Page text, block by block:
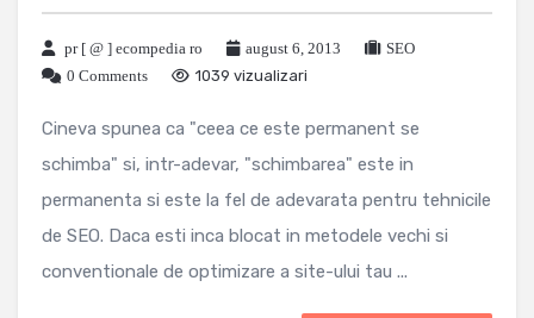
pr [ @ ] ecompedia ro august 6, 2013
SEO
0 Comments
1039 vizualizari
Cineva spunea ca "ceea ce este permanent se
schimba" si, intr-adevar, "schimbarea" este in
permanenta si este la fel de adevarata pentru tehnicile
de SEO. Daca esti inca blocat in metodele vechi si
conventionale de optimizare a site-ului tau ...